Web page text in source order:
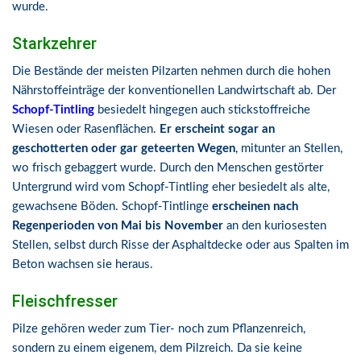
wurde.
Starkzehrer
Die Bestände der meisten Pilzarten nehmen durch die hohen
Nährstoffeinträge der konventionellen Landwirtschaft ab. Der
Schopf-Tintling besiedelt hingegen auch stickstoffreiche
Wiesen oder Rasenflächen. Er erscheint sogar an
geschotterten oder gar geteerten Wegen, mitunter an Stellen,
wo frisch gebaggert wurde. Durch den Menschen gestörter
Untergrund wird vom Schopf-Tintling eher besiedelt als alte,
gewachsene Böden. Schopf-Tintlinge erscheinen nach
Regenperioden von Mai bis November an den kuriosesten
Stellen, selbst durch Risse der Asphaltdecke oder aus Spalten im
Beton wachsen sie heraus.
Fleischfresser
Pilze gehören weder zum Tier- noch zum Pflanzenreich,
sondern zu einem eigenem, dem Pilzreich. Da sie keine